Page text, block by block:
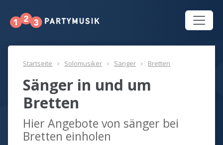
Startseite Solomusiker Sänger Bretten
Sänger in und um
Bretten
Hier Angebote von sänger bei
Bretten einholen